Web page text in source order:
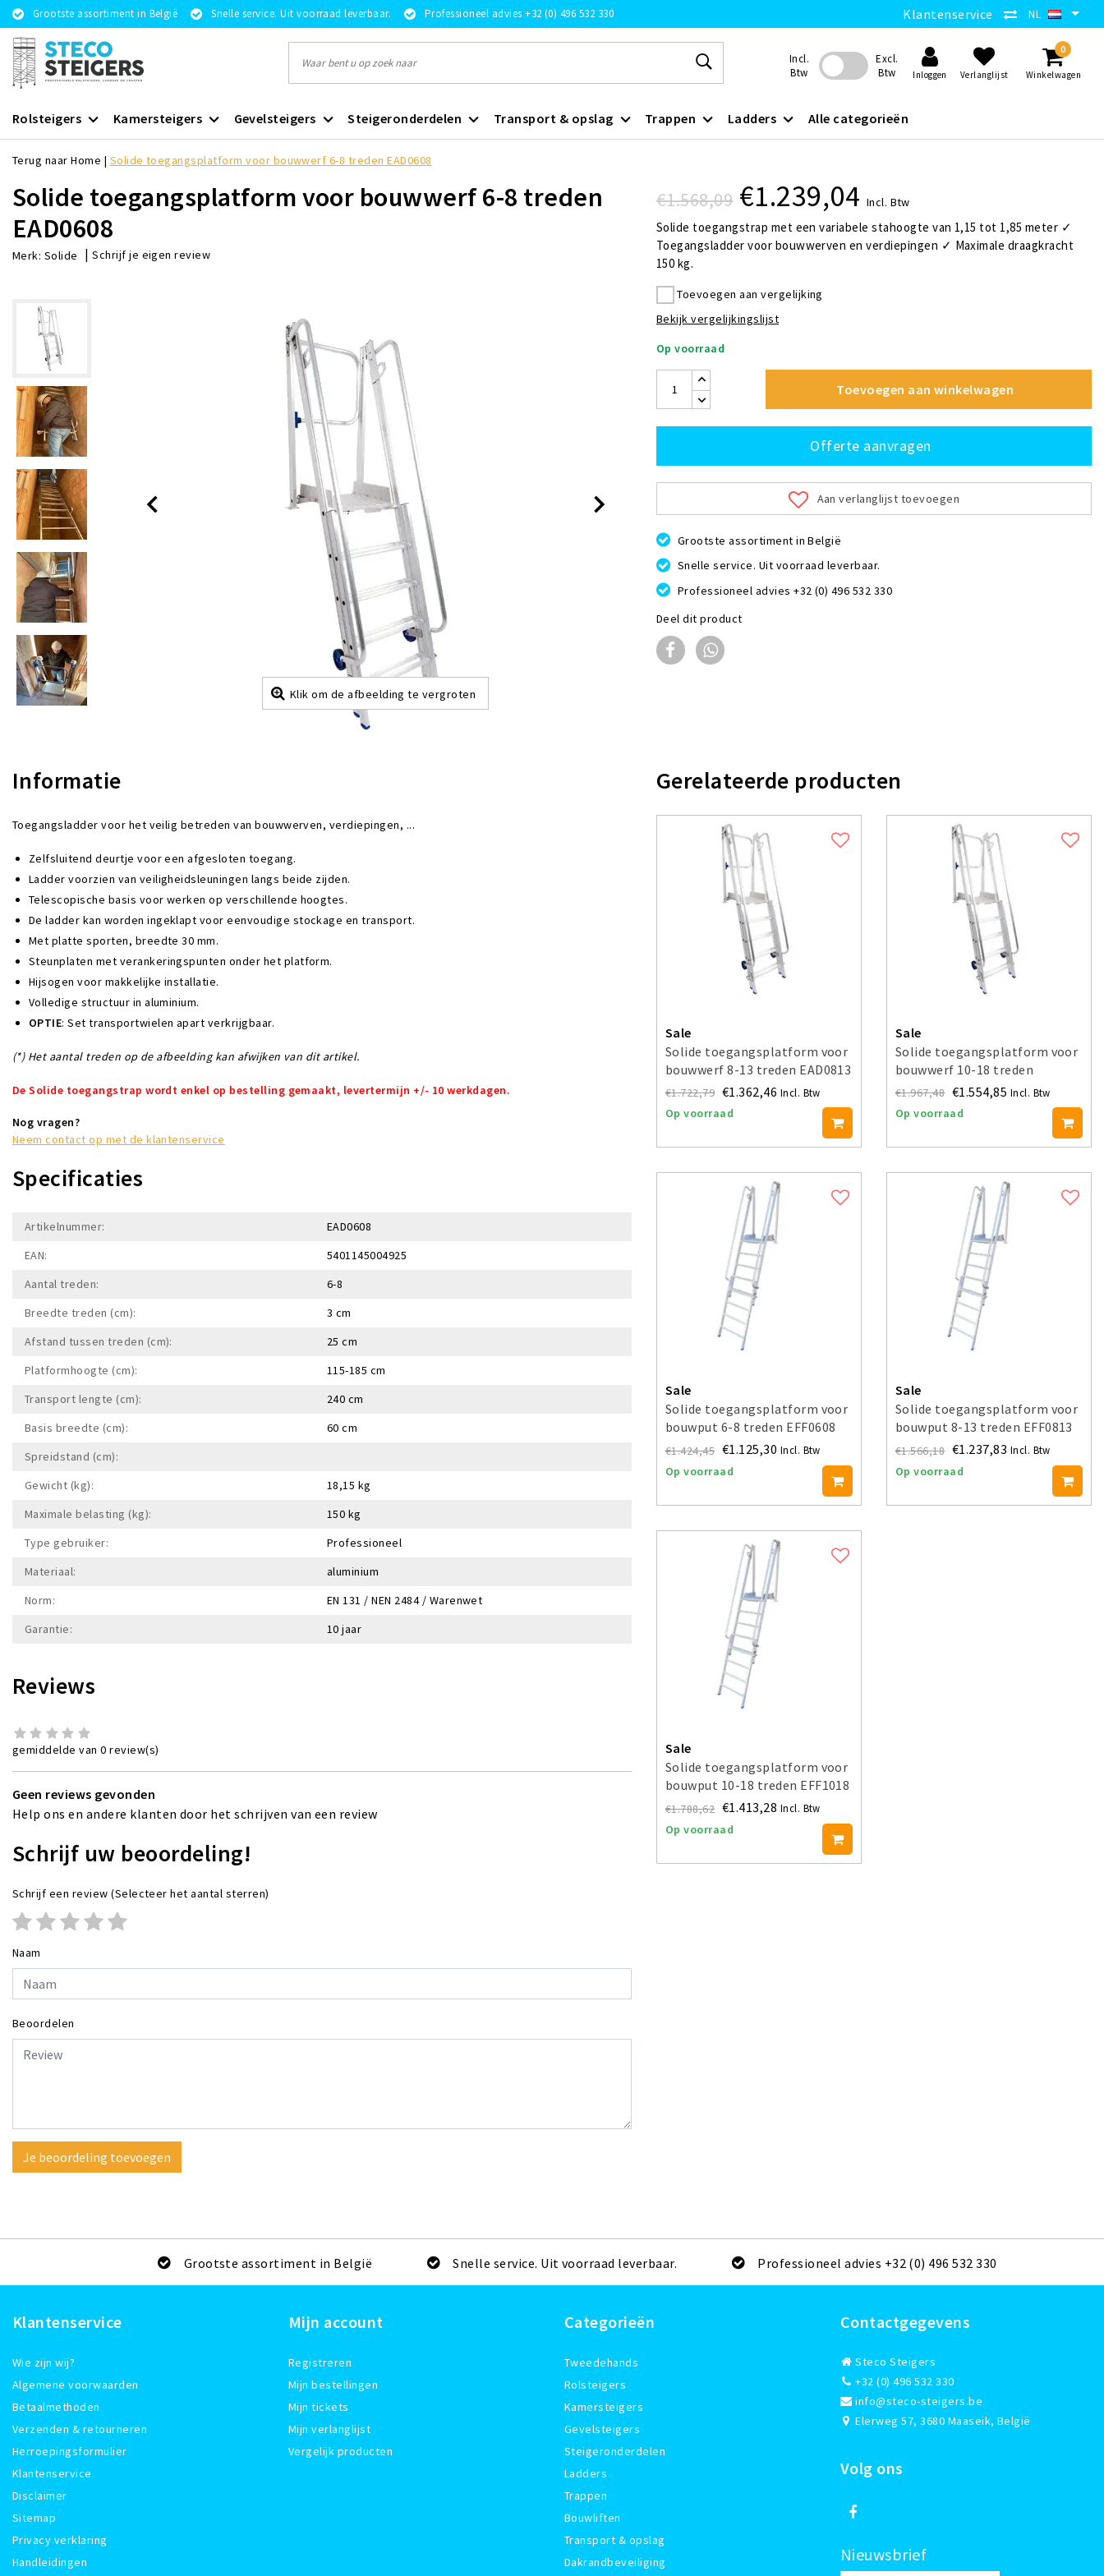
Grootste assortiment in België Snelle service. Uit voorraad leverbaar. Professioneel advies +32 (0) 496 532 330 Klantenservice NL
Incl.
Btw
Excl.
Btw
Inloggen Verlanglijst
0
Winkelwagen
Rolsteigers Kamersteigers Gevelsteigers Steigeronderdelen Transport & opslag Trappen Ladders Alle categorieën
Terug naar Home | Solide toegangsplatform voor bouwwerf 6-8 treden EAD0608
Solide toegangsplatform voor bouwwerf 6-8 treden
EAD0608
Merk: Solide |Schrijf je eigen review
Klik om de afbeelding te vergroten
€1.568,09 €1.239,04 Incl. Btw
Solide toegangstrap met een variabele stahoogte van 1,15 tot 1,85 meter ✓
Toegangsladder voor bouwwerven en verdiepingen ✓ Maximale draagkracht
150 kg.
Toevoegen aan vergelijking
Bekijk vergelijkingslijst
Op voorraad
Toevoegen aan winkelwagen
Offerte aanvragen
Aan verlanglijst toevoegen
Grootste assortiment in België
Snelle service. Uit voorraad leverbaar.
Professioneel advies +32 (0) 496 532 330
Deel dit product
Informatie
Toegangsladder voor het veilig betreden van bouwwerven, verdiepingen, ...
Zelfsluitend deurtje voor een afgesloten toegang.
Ladder voorzien van veiligheidsleuningen langs beide zijden.
Telescopische basis voor werken op verschillende hoogtes.
De ladder kan worden ingeklapt voor eenvoudige stockage en transport.
Met platte sporten, breedte 30 mm.
Steunplaten met verankeringspunten onder het platform.
Hijsogen voor makkelijke installatie.
Volledige structuur in aluminium.
OPTIE: Set transportwielen apart verkrijgbaar.
(*) Het aantal treden op de afbeelding kan afwijken van dit artikel.
De Solide toegangstrap wordt enkel op bestelling gemaakt, levertermijn +/- 10 werkdagen.
Nog vragen?
Neem contact op met de klantenservice
Specificaties
Artikelnummer:
EAD0608
EAN:
5401145004925
Aantal treden:
6-8
Breedte treden (cm):
3 cm
Afstand tussen treden (cm):
25 cm
Platformhoogte (cm):
115-185 cm
Transport lengte (cm):
240 cm
Basis breedte (cm):
60 cm
Spreidstand (cm):
Gewicht (kg):
18,15 kg
Maximale belasting (kg):
150 kg
Type gebruiker:
Professioneel
Materiaal:
aluminium
Norm:
EN 131 / NEN 2484 / Warenwet
Garantie:
10 jaar
Reviews
gemiddelde van 0 review(s)
Geen reviews gevonden
Help ons en andere klanten door het schrijven van een review
Schrijf uw beoordeling!
Schrijf een review (Selecteer het aantal sterren)
Naam
Beoordelen
Je beoordeling toevoegen
Gerelateerde producten
Sale
Solide toegangsplatform voor
bouwwerf 8-13 treden EAD0813
€1.722,79 €1.362,46 Incl. Btw
Op voorraad
Sale
Solide toegangsplatform voor
bouwwerf 10-18 treden
EAD1018
€1.967,48 €1.554,85 Incl. Btw
Op voorraad
Sale
Solide toegangsplatform voor
bouwput 6-8 treden EFF0608
€1.424,45 €1.125,30 Incl. Btw
Op voorraad
Sale
Solide toegangsplatform voor
bouwput 8-13 treden EFF0813
€1.566,18 €1.237,83 Incl. Btw
Op voorraad
Sale
Solide toegangsplatform voor
bouwput 10-18 treden EFF1018
€1.788,62 €1.413,28 Incl. Btw
Op voorraad
Grootste assortiment in België Snelle service. Uit voorraad leverbaar. Professioneel advies +32 (0) 496 532 330
Klantenservice
Wie zijn wij?
Algemene voorwaarden
Betaalmethoden
Verzenden & retourneren
Herroepingsformulier
Klantenservice
Disclaimer
Sitemap
Privacy verklaring
Handleidingen
Mijn account
Registreren
Mijn bestellingen
Mijn tickets
Mijn verlanglijst
Vergelijk producten
Categorieën
Tweedehands
Rolsteigers
Kamersteigers
Gevelsteigers
Steigeronderdelen
Ladders
Trappen
Bouwliften
Transport & opslag
Dakrandbeveiliging
Contactgegevens
Steco Steigers
+32 (0) 496 532 330
info@steco-steigers.be
Elerweg 57, 3680 Maaseik, België
Volg ons
Nieuwsbrief